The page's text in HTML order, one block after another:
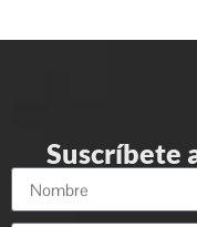
Suscríbete